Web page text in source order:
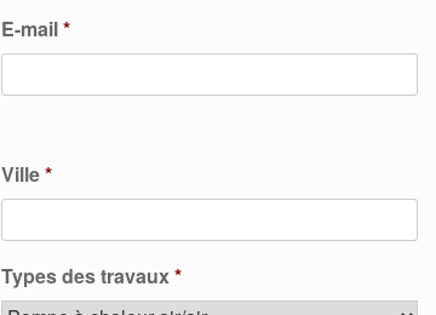
E-mail*
Ville*
Types des travaux*